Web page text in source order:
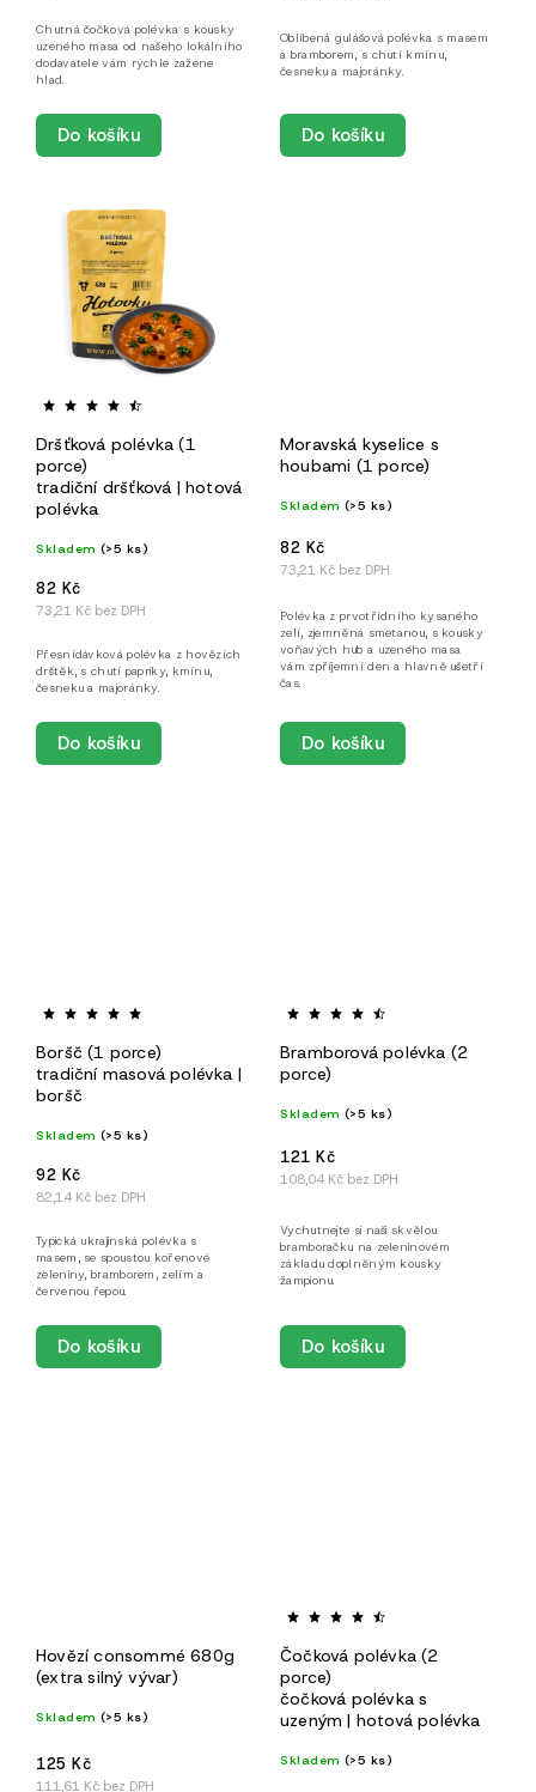
Do košíku
Chutná čočková polévka s kousky
uzeného masa od našeho lokálního
dodavatele vám rychle zažene
hlad.
Do košíku
Oblíbená gulášová polévka s masem
a bramborem, s chutí kmínu,
česneku a majoránky.
Dršťková polévka (1
porce)
tradiční dršťková | hotová
polévka
Skladem (>5 ks)
73,21 Kč bez DPH
82 Kč
Do košíku
Přesnídávková polévka z hovězích
drštěk, s chutí papriky, kmínu,
česneku a majoránky.
Moravská kyselice s
houbami (1 porce)
Skladem (>5 ks)
73,21 Kč bez DPH
82 Kč
Do košíku
Polévka z prvotřídního kysaného
zelí, zjemněná smetanou, s kousky
voňavých hub a uzeného masa
vám zpříjemní den a hlavně ušetří
čas.
Boršč (1 porce)
tradiční masová polévka |
boršč
Skladem (>5 ks)
82,14 Kč bez DPH
92 Kč
Do košíku
Typická ukrajinská polévka s
masem, se spoustou kořenové
zeleniny, bramborem, zelím a
červenou řepou.
Bramborová polévka (2
porce)
Skladem (>5 ks)
108,04 Kč bez DPH
121 Kč
Do košíku
Vychutnejte si naši skvělou
bramboračku na zeleninovém
základu doplněným kousky
žampionu.
Hovězí consommé 680g
(extra silný vývar)
Skladem (>5 ks)
111,61 Kč bez DPH
125 Kč
Čočková polévka (2
porce)
čočková polévka s
uzeným | hotová polévka
Skladem (>5 ks)